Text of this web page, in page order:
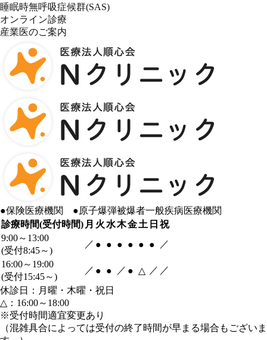
睡眠時無呼吸症候群(SAS)
オンライン診療
産業医のご案内
●保険医療機関 ●原子爆弾被爆者一般疾病医療機関
診療時間(受付時間) 月 火 水木金土 日 祝
9:00～13:00
(受付8:45～)
／ ● ● ● ● ● ●
／
16:00～19:00
(受付15:45～)
／ ● ● ／ ● △ ／ ／
休診日：月曜・木曜・祝日
△：16:00～18:00
※受付時間適宜変更あり
（混雑具合によっては受付の終了時間が早まる場合もございま